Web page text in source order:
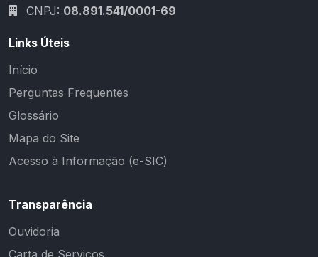
CNPJ: 08.891.541/0001-69
Links Úteis
Início
Perguntas Frequentes
Glossário
Mapa do Site
Acesso à Informação (e-SIC)
Transparência
Ouvidoria